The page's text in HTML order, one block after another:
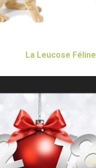
La Leucose Féline